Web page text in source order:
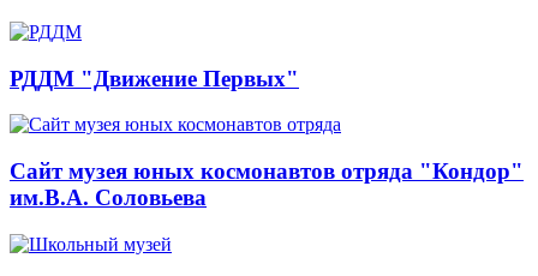
РДДМ "Движение Первых"
Сайт музея юных космонавтов отряда "Кондор"
им.В.А. Соловьева